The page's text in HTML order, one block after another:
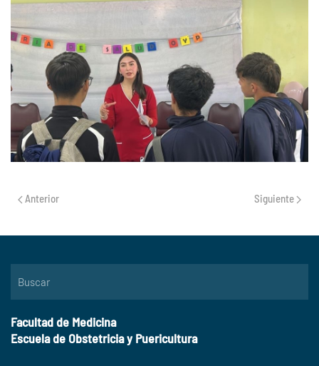
Anterior Siguiente
Facultad de Medicina
Escuela de Obstetricia y Puericultura